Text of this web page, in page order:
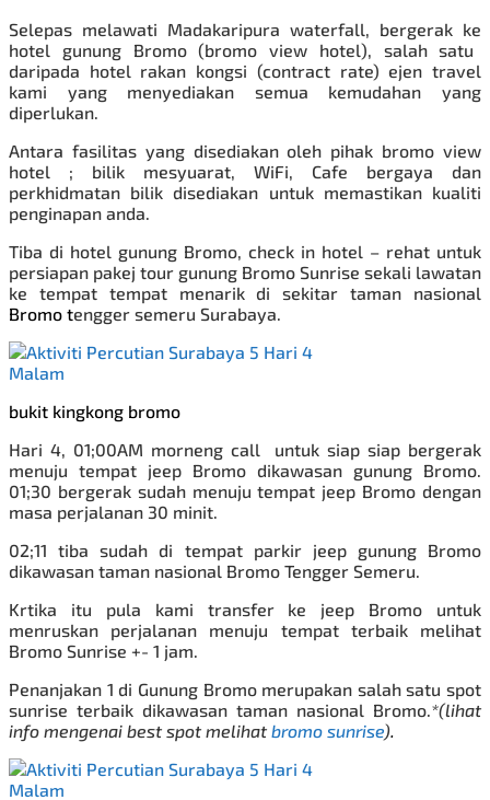
Selepas melawati Madakaripura waterfall, bergerak ke
hotel gunung Bromo (bromo view hotel), salah satu
daripada hotel rakan kongsi (contract rate) ejen travel
kami yang menyediakan semua kemudahan yang
diperlukan.
Antara fasilitas yang disediakan oleh pihak bromo view
hotel ; bilik mesyuarat, WiFi, Cafe bergaya dan
perkhidmatan bilik disediakan untuk memastikan kualiti
penginapan anda.
Tiba di hotel gunung Bromo, check in hotel – rehat untuk
persiapan pakej tour gunung Bromo Sunrise sekali lawatan
ke tempat tempat menarik di sekitar taman nasional
Bromo tengger semeru Surabaya.
bukit kingkong bromo
Hari 4, 01;00AM morneng call untuk siap siap bergerak
menuju tempat jeep Bromo dikawasan gunung Bromo.
01;30 bergerak sudah menuju tempat jeep Bromo dengan
masa perjalanan 30 minit.
02;11 tiba sudah di tempat parkir jeep gunung Bromo
dikawasan taman nasional Bromo Tengger Semeru.
Krtika itu pula kami transfer ke jeep Bromo untuk
menruskan perjalanan menuju tempat terbaik melihat
Bromo Sunrise +- 1 jam.
Penanjakan 1 di Gunung Bromo merupakan salah satu spot
sunrise terbaik dikawasan taman nasional Bromo. *(lihat
info mengenai best spot melihat bromo sunrise)